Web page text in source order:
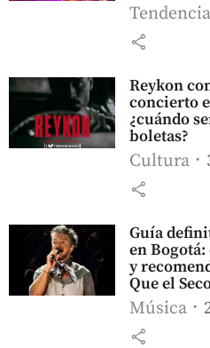
share
Reykon
concierto
¿cuándo
boletas?
Cultura
share
Guía
en
y
Que el
Música
share